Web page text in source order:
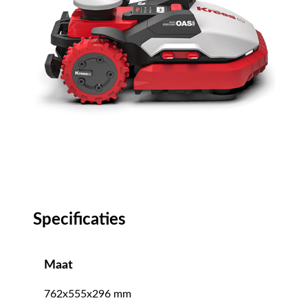
Specificaties
Maat
762x555x296 mm